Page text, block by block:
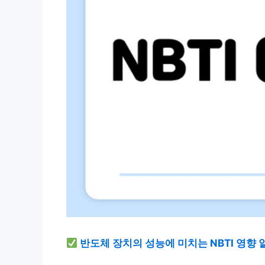
반도체 장치의 성능에 미치는 NBTI 영향